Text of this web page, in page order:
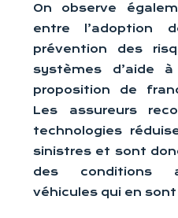
On observe
entre l’adoption
prévention des
systèmes d’aide
proposition de
Les assureurs
technologies
sinistres et sont
des conditions
véhicules qui en